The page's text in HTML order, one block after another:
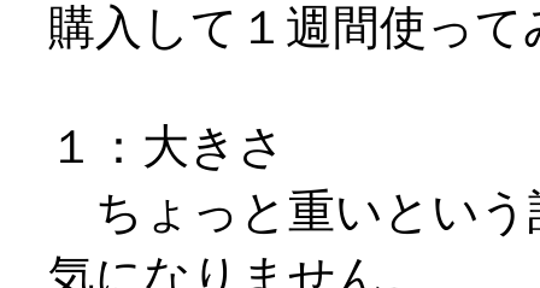
購入して１週間使っ
１：大きさ
ちょっと重いという
気になりません。